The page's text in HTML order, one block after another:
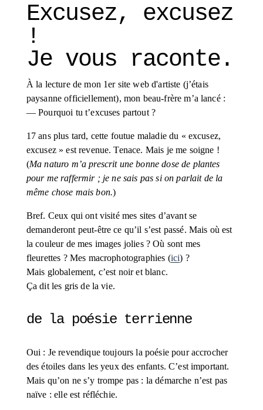
Excusez, excusez
!
À la lecture de mon 1er site web d'artiste (j’étais
paysanne officiellement), mon beau-frère m’a lancé :
— Pourquoi tu t’excuses partout ?
17 ans plus tard, cette foutue maladie du « excusez,
excusez » est revenue. Tenace. Mais je me soigne !
(Ma naturo m’a prescrit une bonne dose de plantes
pour me raffermir ; je ne sais pas si on parlait de la
même chose mais bon.)
Bref. Ceux qui ont visité mes sites d’avant se
demanderont peut-être ce qu’il s’est passé. Mais où est
la couleur de mes images jolies ? Où sont mes
fleurettes ? Mes macrophotographies (ici) ?
Mais globalement, c’est noir et blanc.
Ça dit les gris de la vie.
de la poésie terrienne
Oui : Je revendique toujours la poésie pour accrocher
des étoiles dans les yeux des enfants. C’est important.
Mais qu’on ne s’y trompe pas : la démarche n’est pas
naïve : elle est réfléchie.